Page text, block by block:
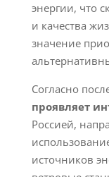
энергии, что
и качества
значение
Согласно
проявляет
Россией,
источников